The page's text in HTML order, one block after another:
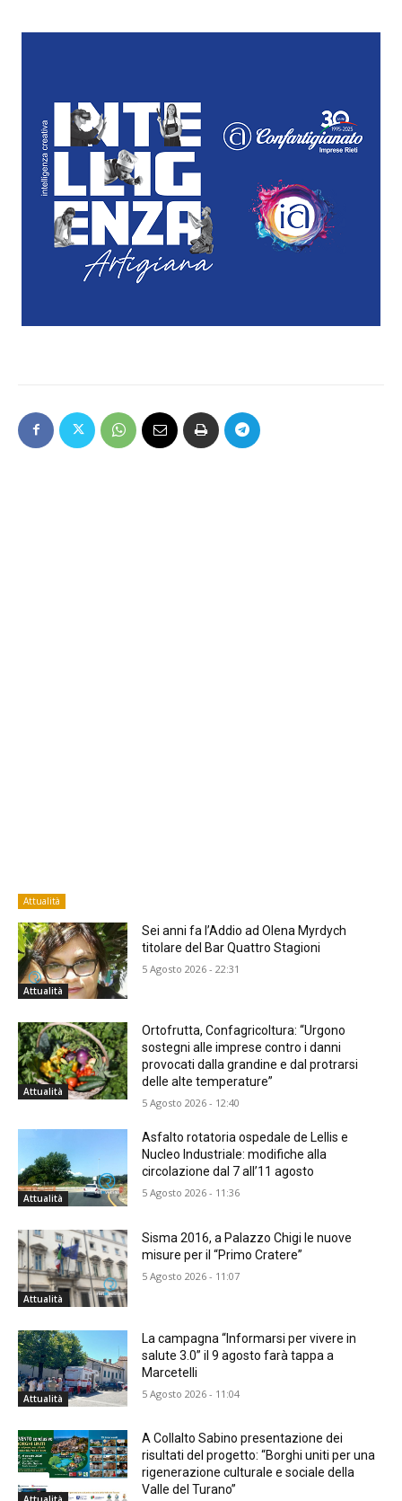
Attualità
Attualità
Sei anni fa l’Addio ad Olena Myrdych
titolare del Bar Quattro Stagioni
5 Agosto 2026 - 22:31
Attualità
Ortofrutta, Confagricoltura: “Urgono
sostegni alle imprese contro i danni
provocati dalla grandine e dal protrarsi
delle alte temperature”
5 Agosto 2026 - 12:40
Attualità
Asfalto rotatoria ospedale de Lellis e
Nucleo Industriale: modifiche alla
circolazione dal 7 all’11 agosto
5 Agosto 2026 - 11:36
Attualità
Sisma 2016, a Palazzo Chigi le nuove
misure per il “Primo Cratere”
5 Agosto 2026 - 11:07
Attualità
La campagna “Informarsi per vivere in
salute 3.0” il 9 agosto farà tappa a
Marcetelli
5 Agosto 2026 - 11:04
A Collalto Sabino presentazione dei
risultati del progetto: “Borghi uniti per una
rigenerazione culturale e sociale della
Valle del Turano”